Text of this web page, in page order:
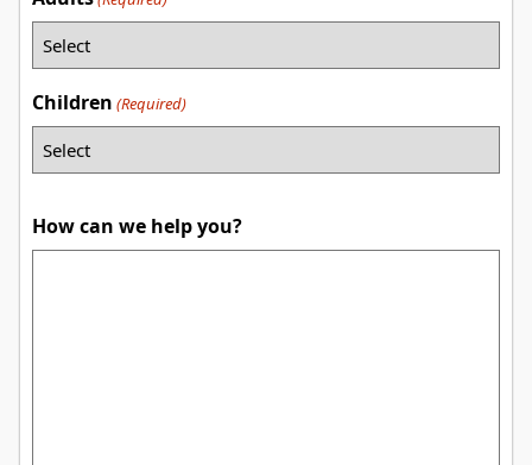
Children (Required)
How can we help you?